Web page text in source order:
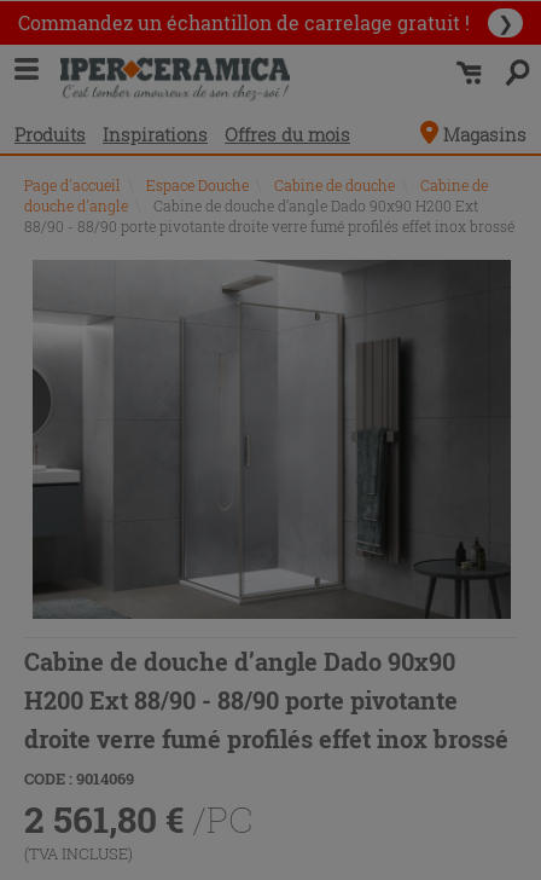
Commandez un échantillon de carrelage gratuit ! ❯
Produits Inspirations Offres du mois Magasins
Page d'accueil Espace Douche Cabine de douche
Cabine de
douche d'angle
Cabine de douche d’angle Dado 90x90 H200 Ext
88/90 - 88/90 porte pivotante droite verre fumé profilés effet inox brossé
Cabine de douche d’angle Dado 90x90
H200 Ext 88/90 - 88/90 porte pivotante
droite verre fumé profilés effet inox brossé
CODE : 9014069
2 561,80 € /PC
(TVA INCLUSE)